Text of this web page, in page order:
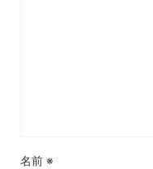
名前 ※